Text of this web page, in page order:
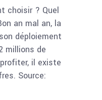
choisir ? Quel
an mal an, la
déploiement
millions de
il existe
Source: